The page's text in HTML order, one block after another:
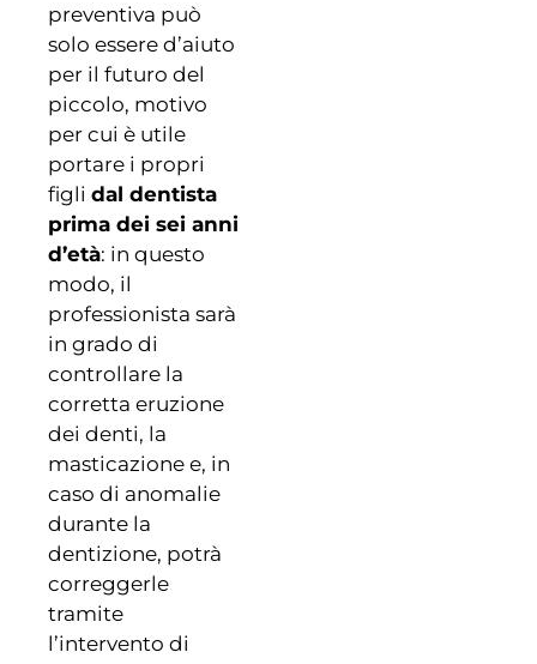
preventiva può
solo essere d’aiuto
per il futuro del
piccolo, motivo
per cui è utile
portare i propri
figli dal dentista
prima dei sei anni
d’età: in questo
modo, il
professionista sarà
in grado di
controllare la
corretta eruzione
dei denti, la
masticazione e, in
caso di anomalie
durante la
dentizione, potrà
correggerle
tramite
l’intervento di